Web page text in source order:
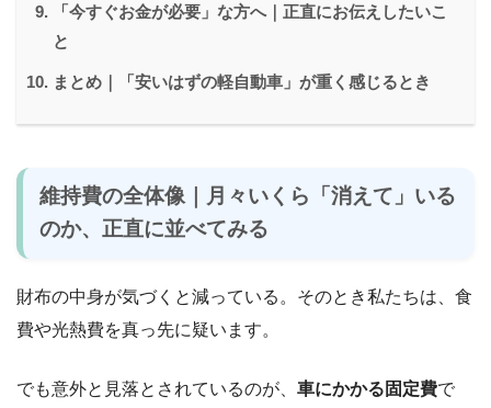
「今すぐお金が必要」な方へ｜正直にお伝えしたいこ
と
まとめ｜「安いはずの軽自動車」が重く感じるとき
維持費の全体像｜月々いくら「消えて」いる
のか、正直に並べてみる
財布の中身が気づくと減っている。そのとき私たちは、食
費や光熱費を真っ先に疑います。
でも意外と見落とされているのが、 車にかかる固定費で